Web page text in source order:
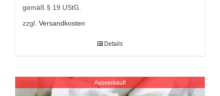
gemäß § 19 UStG.
zzgl. Versandkosten
Details
Ausverkauft